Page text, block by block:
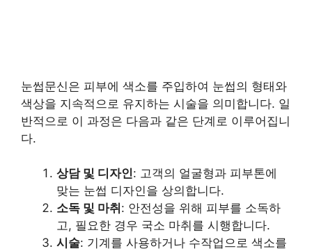
눈썹문신은 피부에 색소를 주입하여 눈썹의 형태와
색상을 지속적으로 유지하는 시술을 의미합니다. 일
반적으로 이 과정은 다음과 같은 단계로 이루어집니
다.
상담 및 디자인: 고객의 얼굴형과 피부톤에
맞는 눈썹 디자인을 상의합니다.
소독 및 마취 : 안전성을 위해 피부를 소독하
고, 필요한 경우 국소 마취를 시행합니다.
시술: 기계를 사용하거나 수작업으로 색소를